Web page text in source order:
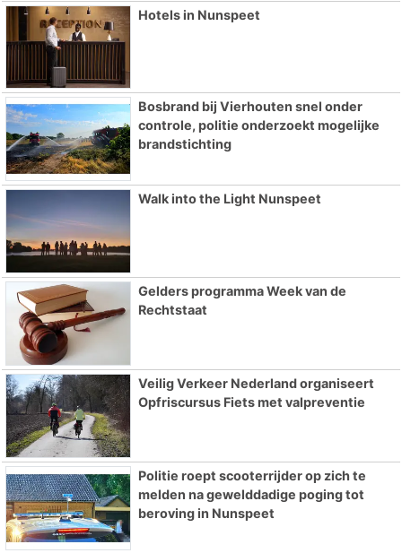
Hotels in Nunspeet
Bosbrand bij Vierhouten snel onder
controle, politie onderzoekt mogelijke
brandstichting
Walk into the Light Nunspeet
Gelders programma Week van de
Rechtstaat
Veilig Verkeer Nederland organiseert
Opfriscursus Fiets met valpreventie
Politie roept scooterrijder op zich te
melden na gewelddadige poging tot
beroving in Nunspeet